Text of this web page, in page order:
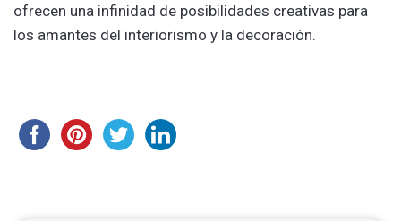
ofrecen una infinidad de posibilidades creativas para
los amantes del interiorismo y la decoración.